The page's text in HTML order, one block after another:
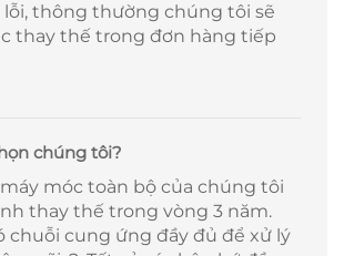
lỗi, thông thường chúng tôi sẽ
thay thế trong đơn hàng tiếp
chúng tôi?
máy móc toàn bộ của chúng tôi
thay thế trong vòng 3 năm.
chuỗi cung ứng đầy đủ để xử lý